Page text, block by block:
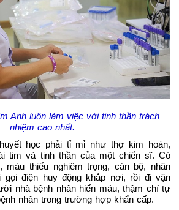
Anh luôn làm việc với tinh thần trách
nhiệm cao nhất.
học phải tỉ mỉ như thợ kim hoàn,
tim và tinh thần của một chiến sĩ. Có
máu thiếu nghiêm trọng, cán bộ, nhân
gọi điện huy động khắp nơi, rồi đi vận
nhà bệnh nhân hiến máu, thậm chí tự
nhân trong trường hợp khẩn cấp.